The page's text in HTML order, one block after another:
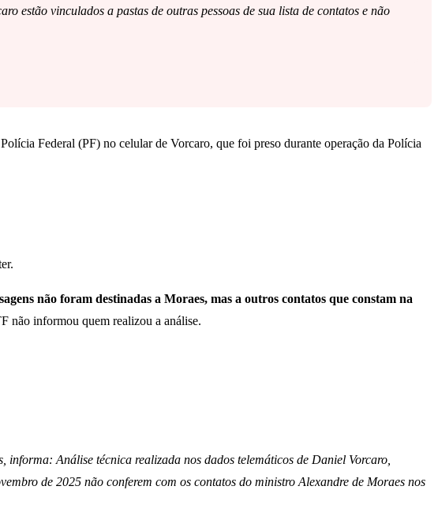
estão vinculados a pastas de outras pessoas de sua lista de contatos e não
Federal (PF) no celular de Vorcaro, que foi preso durante operação da Polícia
não foram destinadas a Moraes, mas a outros contatos que constam na
não informou quem realizou a análise.
Análise técnica realizada nos dados telemáticos de Daniel Vorcaro,
de 2025 não conferem com os contatos do ministro Alexandre de Moraes nos